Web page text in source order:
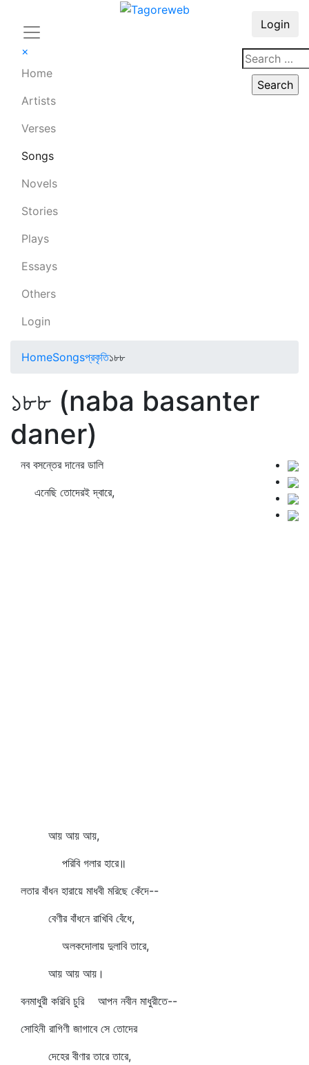
×
Home
Artists
Verses
Songs
Novels
Stories
Plays
Essays
Others
Login
Login
HomeSongsপ্রকৃতি১৮৮
১৮৮ (naba basanter
daner)
নব বসন্তের দানের ডালি
এনেছি তোদেরই দ্বারে,
আয় আয় আয়,
পরিবি গলার হারে॥
লতার বাঁধন হারায়ে মাধবী মরিছে কেঁদে--
বেণীর বাঁধনে রাখিবি বেঁধে,
অলকদোলায় দুলাবি তারে,
আয় আয় আয়।
বনমাধুরী করিবি চুরি আপন নবীন মাধুরীতে--
সোহিনী রাগিণী জাগাবে সে তোদের
দেহের বীণার তারে তারে,